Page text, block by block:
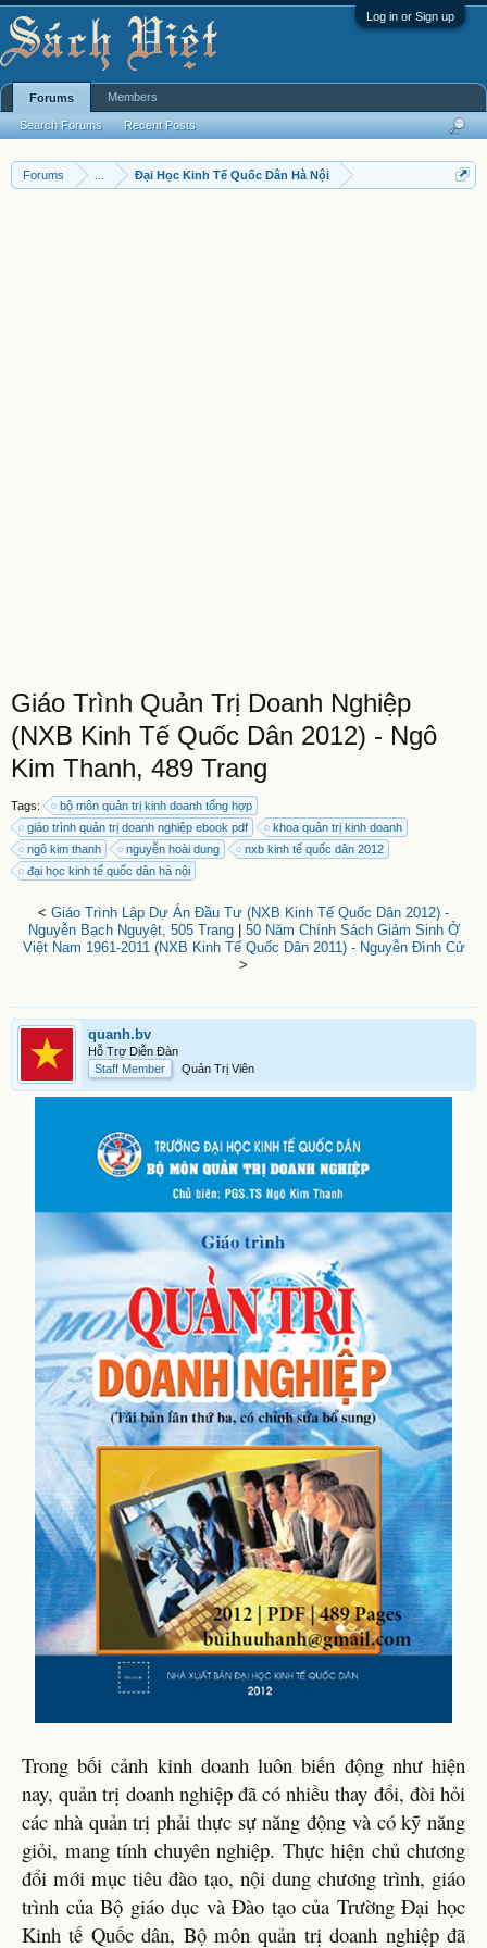
Log in or Sign up
Forums Đại Học Kinh Tế Quốc Dân Hà Nội
Giáo Trình Quản Trị Doanh Nghiệp
(NXB Kinh Tế Quốc Dân 2012) - Ngô
Kim Thanh, 489 Trang
Tags:
bộ môn quản trị kinh doanh tổng hợp
giáo trình quản trị doanh nghiệp ebook pdf
khoa quản trị kinh doanh
ngô kim thanh
nguyễn hoài dung
nxb kinh tế quốc dân 2012
đại học kinh tế quốc dân hà nội
< Giáo Trình Lập Dự Án Đầu Tư (NXB Kinh Tế Quốc Dân 2012) -
Nguyễn Bạch Nguyệt, 505 Trang| 50 Năm Chính Sách Giảm Sinh Ở
Việt Nam 1961-2011 (NXB Kinh Tế Quốc Dân 2011) - Nguyễn Đình Cử
>
quanh.bv
Hỗ Trợ Diễn Đàn
Staff Member
Quản Trị Viên
Trong bối cảnh kinh doanh luôn biến động như hiện
nay, quản trị doanh nghiệp đã có nhiều thay đổi, đòi hỏi
các nhà quản trị phải thực sự năng động và có kỹ năng
giỏi, mang tính chuyên nghiệp. Thực hiện chủ chương
đổi mới mục tiêu đào tạo, nội dung chương trình, giáo
trình của Bộ giáo dục và Đào tạo của Trường Đại học
Kinh tế Quốc dân, Bộ môn quản trị doanh nghiệp đã
Forums
Search Forums Recent Posts
Members